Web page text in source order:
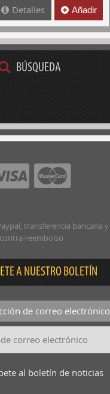
Detalles Añadir
BÚSQUEDA
transferencia bancaria y
contra-reembolso
A NUESTRO BOLETÍN
de correo electrónico
al boletín de noticias